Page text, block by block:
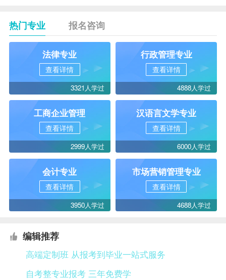
热门专业 报名咨询
法律专业
查看详情
3321人学过
行政管理专业
查看详情
4888人学过
工商企业管理
查看详情
2999人学过
汉语言文学专业
查看详情
6000人学过
会计专业
查看详情
3950人学过
市场营销管理专业
查看详情
4688人学过
编辑推荐
高端定制班 从报考到毕业一站式服务
自考整专业报考 三年免费学